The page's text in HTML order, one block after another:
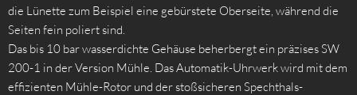
die Lünette zum Beispiel eine gebürstete Oberseite, während die
Seiten fein poliert sind.
Das bis 10 bar wasserdichte Gehäuse beherbergt ein präzises SW
200-1 in der Version Mühle. Das Automatik-Uhrwerk wird mit dem
effizienten Mühle-Rotor und der stoßsicheren Spechthals-